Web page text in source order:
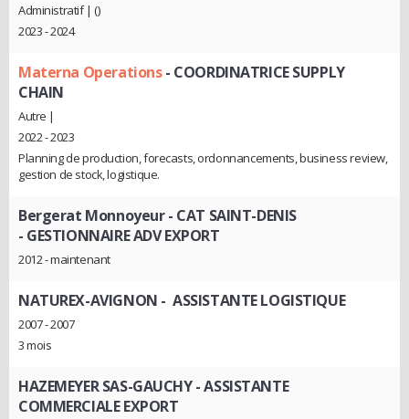
Administratif | ()
2023 - 2024
Materna Operations- COORDINATRICE SUPPLY
CHAIN
Autre |
2022 - 2023
Planning de production, forecasts, ordonnancements, business review,
gestion de stock, logistique.
Bergerat Monnoyeur - CAT SAINT-DENIS
- GESTIONNAIRE ADV EXPORT
2012 - maintenant
NATUREX-AVIGNON - ASSISTANTE LOGISTIQUE
2007 - 2007
3 mois
HAZEMEYER SAS-GAUCHY- ASSISTANTE
COMMERCIALE EXPORT